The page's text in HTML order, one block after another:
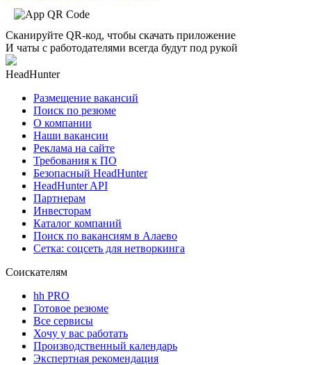
Сканируйте QR-код, чтобы скачать приложение
И чаты с работодателями всегда будут под рукой
HeadHunter
Размещение вакансий
Поиск по резюме
О компании
Наши вакансии
Реклама на сайте
Требования к ПО
Безопасный HeadHunter
HeadHunter API
Партнерам
Инвесторам
Каталог компаний
Поиск по вакансиям в Алаево
Сетка: соцсеть для нетворкинга
Соискателям
hh PRO
Готовое резюме
Все сервисы
Хочу у вас работать
Производственный календарь
Экспертная рекомендация